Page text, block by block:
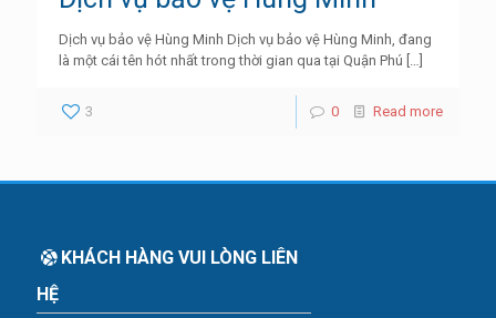
Dịch vụ bảo vệ Hùng Minh Dịch vụ bảo vệ Hùng Minh, đang
là một cái tên hót nhất trong thời gian qua tại Quận Phú […]
3 0 Read more
KHÁCH HÀNG VUI LÒNG LIÊN
HỆ